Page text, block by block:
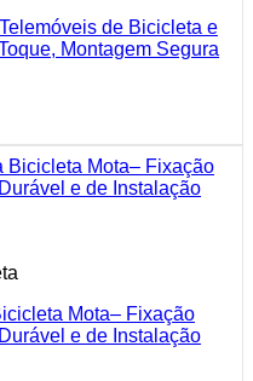
de Bicicleta e
Montagem Segura
Mota– Fixação
e de Instalação